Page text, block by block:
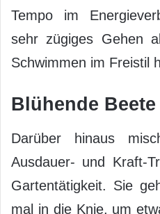
Tempo im
sehr zügiges Gehen
Schwimmen im Freistil
Blühende
Darüber hinaus
Ausdauer- und Kraft-
Gartentätigkeit. Sie
mal in die Knie, um